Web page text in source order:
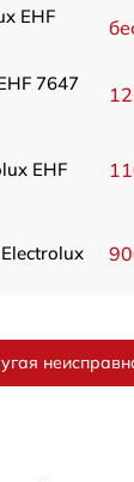
EHF
7647
EHF